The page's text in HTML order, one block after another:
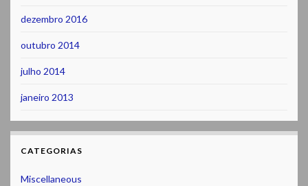
dezembro 2016
outubro 2014
julho 2014
janeiro 2013
CATEGORIAS
Miscellaneous